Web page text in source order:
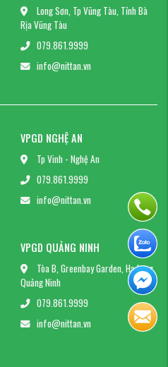
Long Sơn, Tp Vũng Tàu, Tỉnh Bà
Rịa Vũng Tàu
079.861.9999
info@nittan.vn
VPGD NGHỆ AN
Tp Vinh - Nghệ An
079.861.9999
info@nittan.vn
VPGD QUẢNG NINH
Tòa B, Greenbay Garden, Hạ Long,
Quảng Ninh
079.861.9999
info@nittan.vn